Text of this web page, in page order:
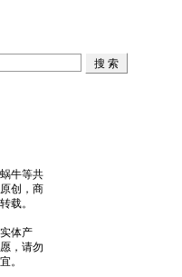
牛等共
创，商
载。
体产
，请勿
。